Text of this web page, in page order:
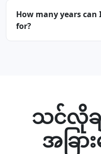
How many years
for?
သင်လိုခ
အခြာ